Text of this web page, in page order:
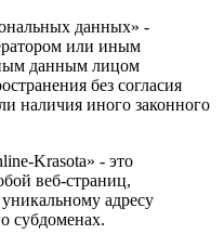
данных» -
или иным
данным лицом
без согласия
наличия иного законного
Krasota» - это
веб-страниц,
адресу
субдоменах.